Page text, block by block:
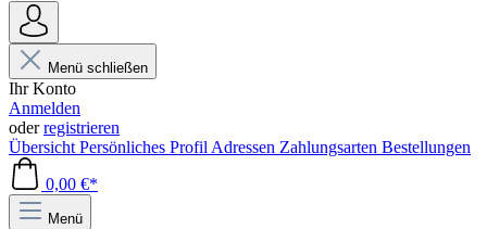
Menü schließen
Ihr Konto
Anmelden
oderregistrieren
Übersicht Persönliches Profil Adressen Zahlungsarten Bestellungen
0,00 €*
Menü